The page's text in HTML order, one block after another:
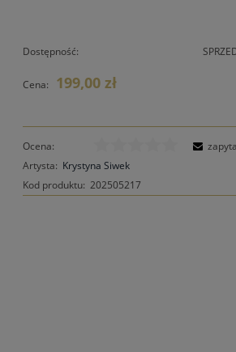
Dostępność:
Cena: 199,00 zł
Ocena:
Artysta: Krystyna Siwek
Kod produktu: 202505217